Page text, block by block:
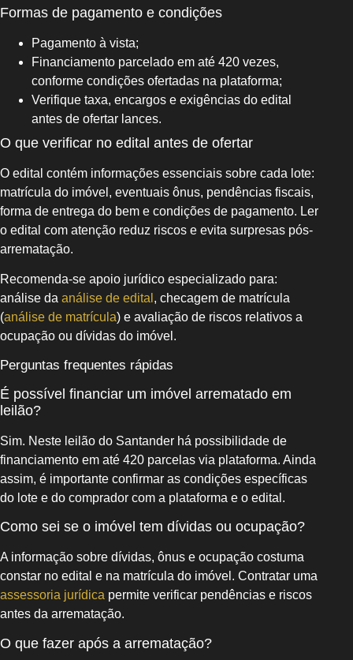
Formas de pagamento e condições
Pagamento à vista;
Financiamento parcelado em até 420 vezes,
conforme condições ofertadas na plataforma;
Verifique taxa, encargos e exigências do edital
antes de ofertar lances.
O que verificar no edital antes de ofertar
O edital contém informações essenciais sobre cada lote:
matrícula do imóvel, eventuais ônus, pendências fiscais,
forma de entrega do bem e condições de pagamento. Ler
o edital com atenção reduz riscos e evita surpresas pós-
arrematação.
Recomenda-se apoio jurídico especializado para:
análise da análise de edital , checagem de matrícula
(análise de matrícula) e avaliação de riscos relativos a
ocupação ou dívidas do imóvel.
Perguntas frequentes rápidas
É possível financiar um imóvel arrematado em
leilão?
Sim. Neste leilão do Santander há possibilidade de
financiamento em até 420 parcelas via plataforma. Ainda
assim, é importante confirmar as condições específicas
do lote e do comprador com a plataforma e o edital.
Como sei se o imóvel tem dívidas ou ocupação?
A informação sobre dívidas, ônus e ocupação costuma
constar no edital e na matrícula do imóvel. Contratar uma
assessoria jurídica permite verificar pendências e riscos
antes da arrematação.
O que fazer após a arrematação?